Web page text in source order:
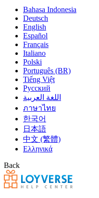
Bahasa Indonesia
Deutsch
English
Español
Français
Italiano
Polski
Português (BR)
Tiếng Việt
Русский
اللغة العربية
ภาษาไทย
한국어
日本語
中文 (繁體)
Ελληνικά
Back